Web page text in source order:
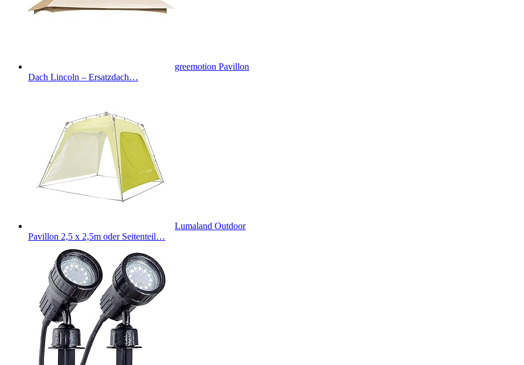
greemotion Pavillon
Dach Lincoln – Ersatzdach…
Lumaland Outdoor
Pavillon 2,5 x 2,5m oder Seitenteil…